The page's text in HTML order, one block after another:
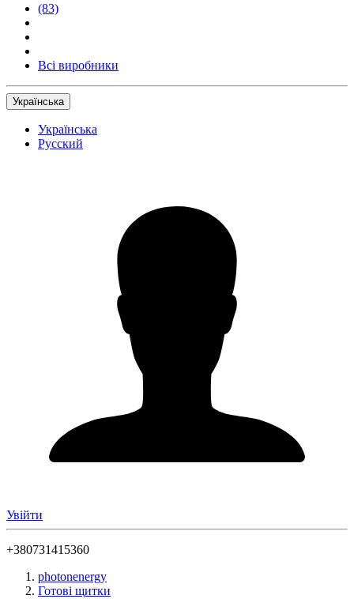
(83)
Всі виробники
Українська
Українська
Русский
Увійти
+380731415360
photonenergy
Готові щитки